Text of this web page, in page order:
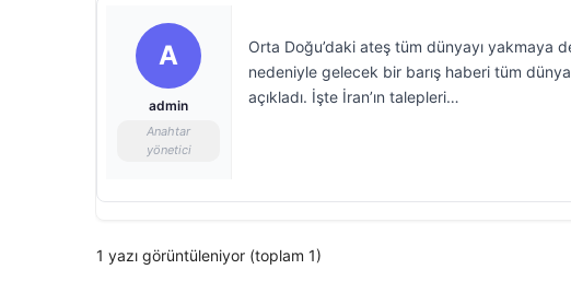
A
admin
Anahtar
yönetici
Orta Doğu’daki ateş tüm dünyayı yakmaya
nedeniyle gelecek bir barış haberi tüm
açıkladı. İşte İran’ın talepleri…
1 yazı görüntüleniyor (toplam 1)